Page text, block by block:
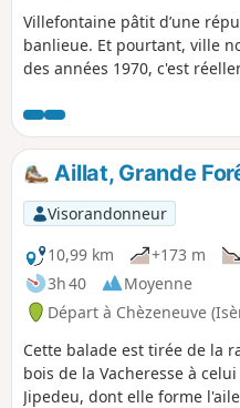
Villefontaine pâtit d’une
banlieue. Et pourtant, ville
des années 1970, c'est
bois, sentiers, bosquets,
comment l'urbanisation
nature.Aillat, Grande
Visorandonneur
10,99 km
+173 m
3h 40
Moyenne
Départ à Chèzeneuve
Cette balade est tirée de la
bois de la Vacheresse à
Jipedeu, dont elle forme